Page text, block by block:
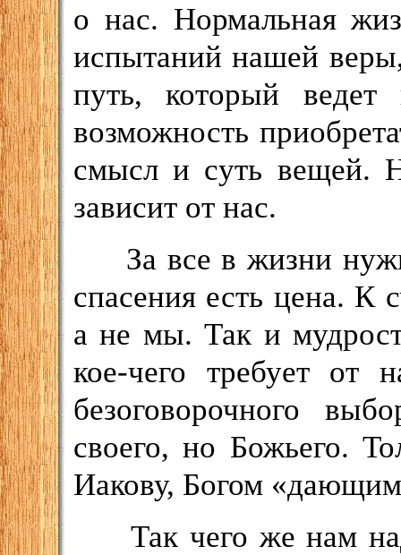
о нас. Нормальная
испытаний нашей
путь, который ведет
возможность
смысл и суть вещей.
зависит от нас.
За все в жизни
спасения есть цена. К
а не мы. Так и
кое-чего требует
безоговорочного
своего, но Божьего.
Иакову, Богом
Так чего же нам